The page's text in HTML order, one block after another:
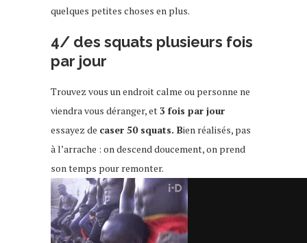
quelques petites choses en plus.
4/ des squats plusieurs fois
par jour
Trouvez vous un endroit calme ou personne ne
viendra vous déranger, et3 fois par jour
essayez de caser 50 squats. Bien réalisés, pas
à l’arrache : on descend doucement, on prend
son temps pour remonter.